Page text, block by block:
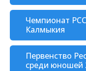
Чемпионат
Калмыкия
Первенство
среди юношей